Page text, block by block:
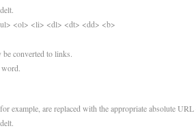
<ol> <li> <dl> <dt> <dd> <b>
converted to links.
example, are replaced with the appropriate absolute URL